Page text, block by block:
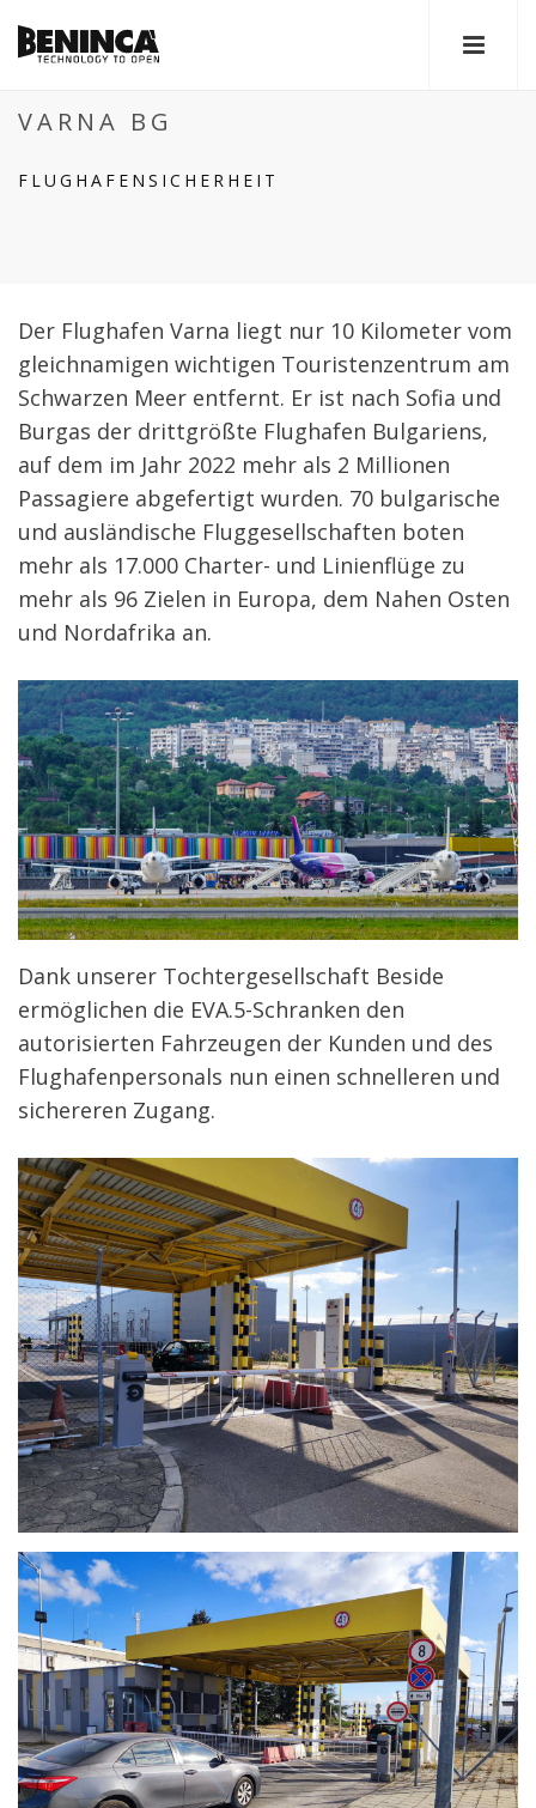
VARNA BG
FLUGHAFENSICHERHEIT
Der Flughafen Varna liegt nur 10 Kilometer vom
gleichnamigen wichtigen Touristenzentrum am
Schwarzen Meer entfernt. Er ist nach Sofia und
Burgas der drittgrößte Flughafen Bulgariens,
auf dem im Jahr 2022 mehr als 2 Millionen
Passagiere abgefertigt wurden. 70 bulgarische
und ausländische Fluggesellschaften boten
mehr als 17.000 Charter- und Linienflüge zu
mehr als 96 Zielen in Europa, dem Nahen Osten
und Nordafrika an.
Dank unserer Tochtergesellschaft Beside
ermöglichen die EVA.5-Schranken den
autorisierten Fahrzeugen der Kunden und des
Flughafenpersonals nun einen schnelleren und
sichereren Zugang.